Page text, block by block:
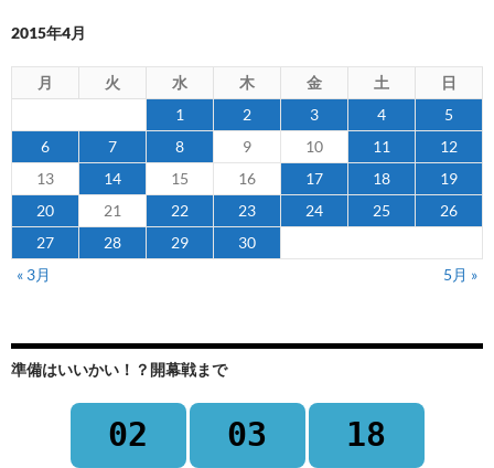
2015年4月
月 火 水 木 金 土
日
1
2 3 4
5
6
7 8 9 10 11
12
13
14 15 16 17 18
19
20
21 22 23 24 25
26
27
28 29
30
« 3月
5月 »
準備はいいかい！？開幕戦まで
02 03 18